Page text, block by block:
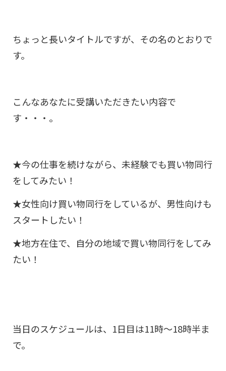
ちょっと長いタイトルですが、その名のとおりで
す。
こんなあなたに受講いただきたい内容で
す・・・。
★今の仕事を続けながら、未経験でも買い物同行
をしてみたい！
★女性向け買い物同行をしているが、男性向けも
スタートしたい！
★地方在住で、自分の地域で買い物同行をしてみ
たい！
当日のスケジュールは、1日目は11時～18時半ま
で。